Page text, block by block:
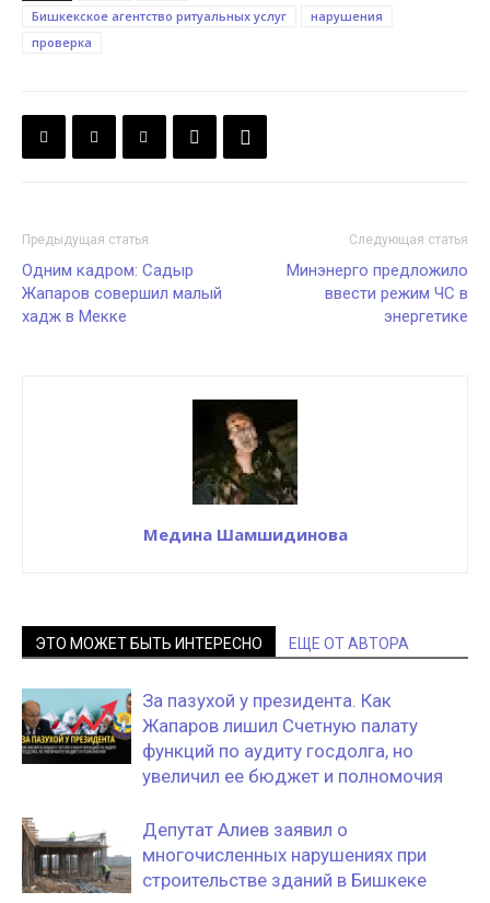
Бишкекское агентство ритуальных услуг
нарушения
проверка
Предыдущая статья
Одним кадром: Садыр
Жапаров совершил малый
хадж в Мекке
Следующая статья
Минэнерго предложило
ввести режим ЧС в
энергетике
Медина Шамшидинова
ЭТО МОЖЕТ БЫТЬ ИНТЕРЕСНО ЕЩЕ ОТ АВТОРА
За пазухой у президента. Как
Жапаров лишил Счетную палату
функций по аудиту госдолга, но
увеличил ее бюджет и полномочия
Депутат Алиев заявил о
многочисленных нарушениях при
строительстве зданий в Бишкеке